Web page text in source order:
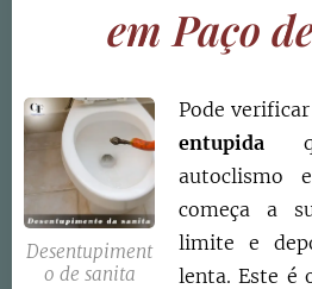
em Paço
Desentupiment
o de sanita
Pode
entupida
autoclismo
começa a
limite e
lenta. Este é